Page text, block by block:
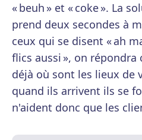
« beuh » et « coke ». La
prend deux secondes à
ceux qui se disent « ah
flics aussi », on répondra
déjà où sont les lieux de
quand ils arrivent ils se
n'aident donc que les